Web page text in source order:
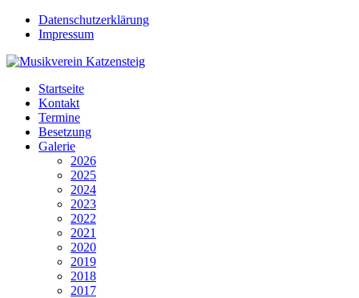
Datenschutzerklärung
Impressum
Startseite
Kontakt
Termine
Besetzung
Galerie
2026
2025
2024
2023
2022
2021
2020
2019
2018
2017